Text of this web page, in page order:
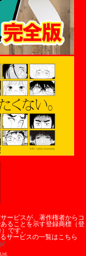
ービスが、著作権者からコ
ることを示す登録商標（登
です。
サービスの一覧はこちら